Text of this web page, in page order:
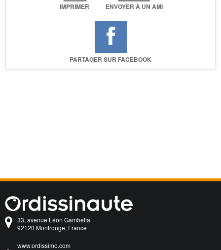
IMPRIMER ENVOYER À UN AMI
PARTAGER SUR FACEBOOK
33, avenue Léon Gambetta
92120 Montrouge, France
www.ordissimo.com